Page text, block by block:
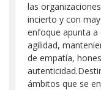
las
incierto y con
enfoque apunta a
agilidad,
de empatía,
ámbitos que se